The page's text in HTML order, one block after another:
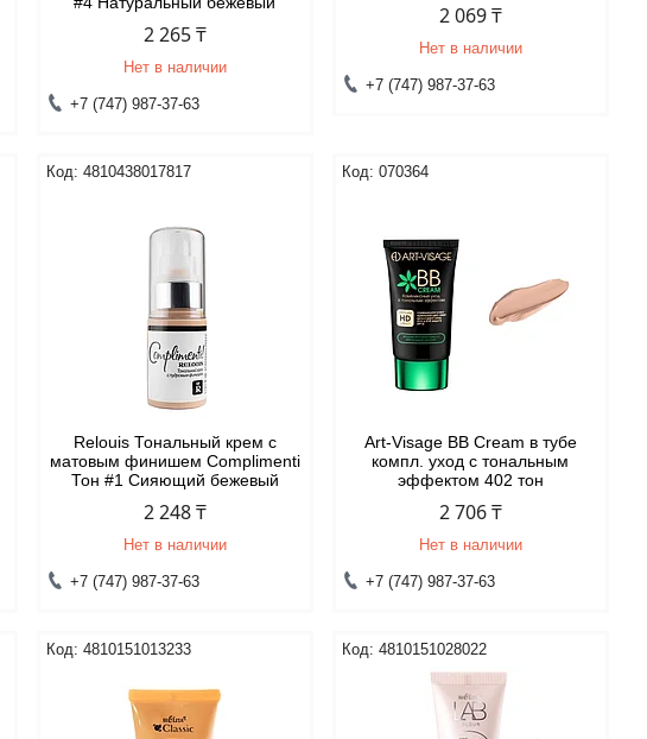
2 265 ₸
Нет в наличии
+7 (747) 987-37-63
2 069 ₸
Нет в наличии
+7 (747) 987-37-63
4810438017817
Relouis Тональный крем с
матовым финишем Complimenti
Тон #1 Сияющий бежевый
2 248 ₸
Нет в наличии
+7 (747) 987-37-63
070364
Art-Visage ВВ Cream в тубе
компл. уход с тональным
эффектом 402 тон
2 706 ₸
Нет в наличии
+7 (747) 987-37-63
4810151013233 4810151028022